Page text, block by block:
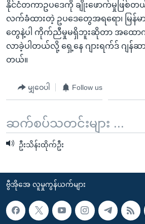
နိုင်ငံတကာဥပဒေကို ချိုးဖောက်မှုဖြစ်
လက်ခံထားတဲ့ ဥပဒေတွေအရရော၊ မြန်
တွေနဲ့ပါ ကိုက်ညီမှုမရှိဘူးဆိုတာ အထောက်
လာခဲ့ပါတယ်လို့ ရှေ့နေ ဂျားရက်ဒ် ဂျန်ဆာ
တယ်။
မျှဝေပါ Follow us
ဆက်စပ်သတင်းများ ...
ဦးသိန်းထိုက်ဦး
ဗွီအိုအေ လူမှုကွန်ယက်များ